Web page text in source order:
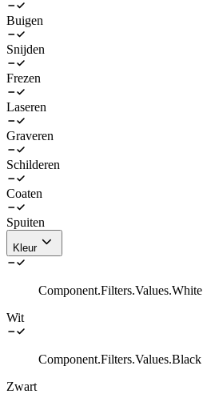
Buigen
Snijden
Frezen
Laseren
Graveren
Schilderen
Coaten
Spuiten
Kleur
Component.Filters.Values.White
Wit
Component.Filters.Values.Black
Zwart